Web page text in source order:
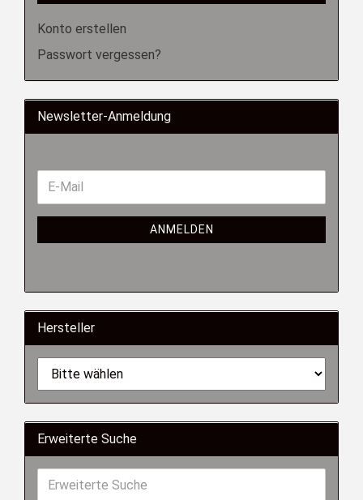
Konto erstellen
Passwort vergessen?
Newsletter-Anmeldung
ANMELDEN
Hersteller
Erweiterte Suche